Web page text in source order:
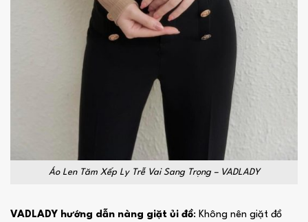
Áo Len Tăm Xếp Ly Trễ Vai Sang Trọng – VADLADY
VADLADY hướng dẫn nàng giặt ủi đồ: Không nên giặt đồ